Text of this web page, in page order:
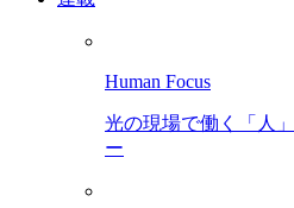
Human Focus
光の現場で働く「人
ー